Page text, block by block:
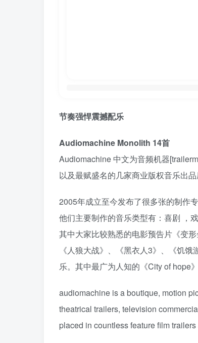
节奏强悍震撼配乐
Audiomachine Monolith 14首
Audiomachine 中文为音频机器
以及最赋盛名的几家商业版权音乐出
2005年成立至今发布了很多张的制作
他们主要制作的音乐类型有：喜剧 ，
其中大家比较熟悉的电影预告片《变
《人狼大战》、《黑衣人3》、《饥
乐。其中最广为人知的《City of hope
audiomachine is a boutique, motion
theatrical trailers, television
placed in countless feature film